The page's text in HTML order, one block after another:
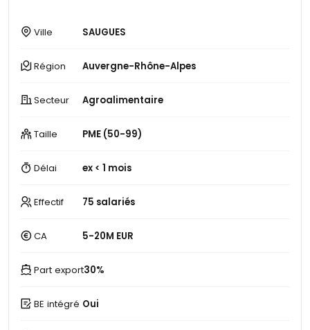
Ville SAUGUES
Région Auvergne-Rhône-Alpes
Secteur Agroalimentaire
Taille PME (50-99)
Délai ex < 1 mois
Effectif 75 salariés
CA 5-20M EUR
Part export30%
BE intégré Oui